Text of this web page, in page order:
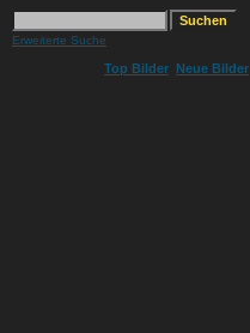
Erweiterte Suche
Top Bilder Neue Bilder